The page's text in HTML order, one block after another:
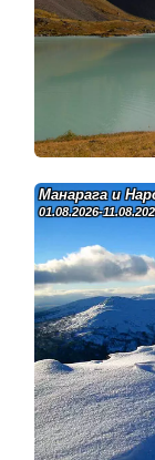
Манарага и
01.08.2026-